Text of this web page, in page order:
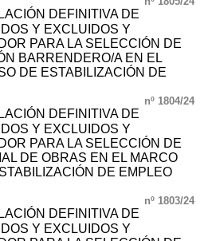
DEFINITIVA DE
Y EXCLUIDOS Y
PARA LA SELECCIÓN DE
BARRENDERO/A EN EL
DE ESTABILIZACIÓN DE
nº 1804/24
DEFINITIVA DE
Y EXCLUIDOS Y
PARA LA SELECCIÓN DE
DE OBRAS EN EL MARCO
DE EMPLEO
nº 1803/24
DEFINITIVA DE
Y EXCLUIDOS Y